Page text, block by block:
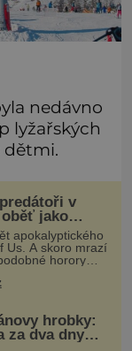
nedávno
lyžařských
dětmi.
v
jako
apokalyptického
Us. A skoro mrazí
horory
– s tím
o infekce
hrobky:
za dva dny